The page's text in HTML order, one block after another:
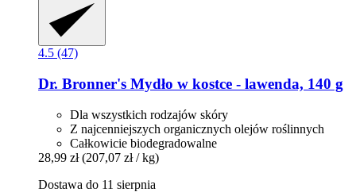
4.5 (47)
Dr. Bronner's Mydło w kostce -​ lawenda, 140 g
Dla wszystkich rodzajów skóry
Z najcenniejszych organicznych olejów roślinnych
Całkowicie biodegradowalne
28,99 zł (207,07 zł / kg)
Dostawa do 11 sierpnia